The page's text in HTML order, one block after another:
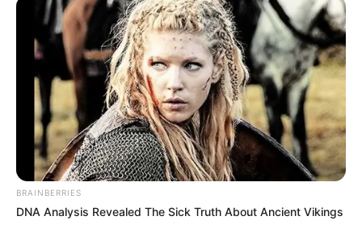
Ausflugsziele, Sehenswürdigkeiten,
Freizeitangebote und Museen in und im Umkreis
von Zittau:
Umkreissuche Tourismus Zittau
BRAINBERRIES
DNA Analysis Revealed The Sick Truth About Ancient Vikings